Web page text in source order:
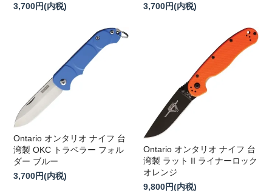
3,700円(内税)
3,700円(内税)
Ontario オンタリオ ナイフ 台
湾製 OKC トラベラー フォル
ダー ブルー
3,700円(内税)
Ontario オンタリオ ナイフ 台
湾製 ラット II ライナーロック
オレンジ
9,800円(内税)